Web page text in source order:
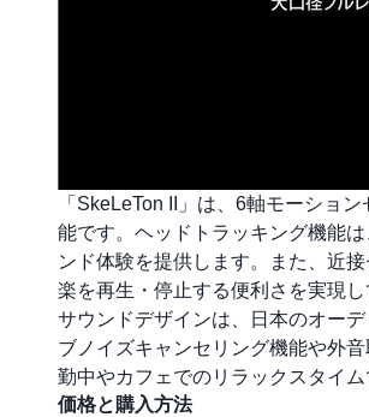
「SkeLeTon II」は、6軸モーショ
能です。ヘッドトラッキング機能
ンド体験を提供します。また、近
楽を再生・停止する便利さを実現し
サウンドデザインは、日本のオー
ブノイズキャンセリング機能や外
勤中やカフェでのリラックスタイ
価格と購入方法